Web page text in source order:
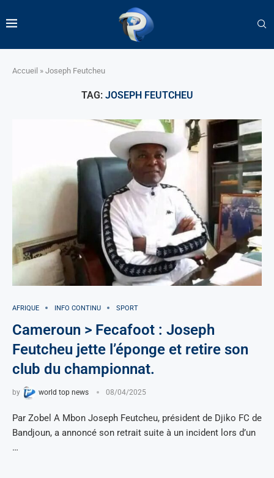
Accueil » Joseph Feutcheu
TAG: JOSEPH FEUTCHEU
AFRIQUE INFO CONTINU SPORT
Cameroun > Fecafoot : Joseph
Feutcheu jette l’éponge et retire son
club du championnat.
by world top news 08/04/2025
Par Zobel A Mbon Joseph Feutcheu, président de Djiko FC de
Bandjoun, a annoncé son retrait suite à un incident lors d’un
…